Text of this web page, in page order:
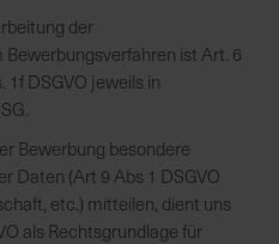
der
ist Art. 6
1f DSGVO jeweils in
Bewerbung besondere
Daten (Art 9 Abs 1 DSGVO
etc.) mitteilen, dient uns
als Rechtsgrundlage für